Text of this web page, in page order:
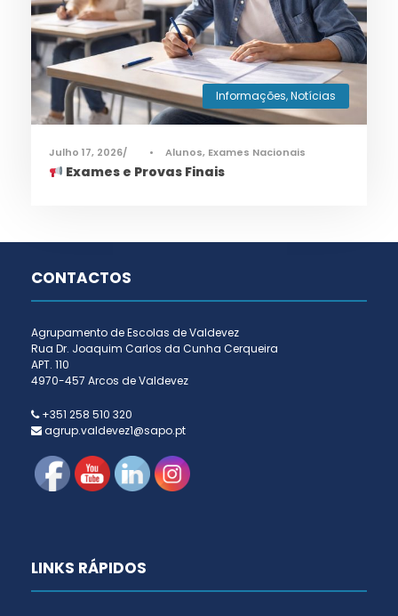
Informações,Notícias
Julho 17, 2026 • Alunos, Exames Nacionais
Exames e Provas Finais
CONTACTOS
Agrupamento de Escolas de Valdevez
Rua Dr. Joaquim Carlos da Cunha Cerqueira
APT. 110
4970-457 Arcos de Valdevez
+351 258 510 320
agrup.valdevez1@sapo.pt
LINKS RÁPIDOS